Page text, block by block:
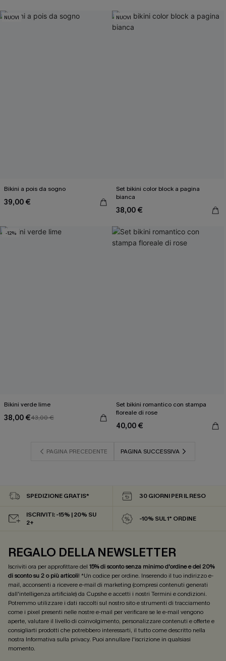
NUOVI
Bikini a pois da sogno
39,00 €
NUOVI
Set bikini color block a pagina
bianca
38,00 €
-12%
Bikini verde lime
38,00 €43,00 €
Set bikini romantico con stampa
floreale di rose
40,00 €
PAGINA PRECEDENTE PAGINA SUCCESSIVA
SPEDIZIONE GRATIS* 30 GIORNI PER IL RESO
ISCRIVITI: -15% | 20% SU
2+
-10% SUL 1° ORDINE
REGALO DELLA NEWSLETTER
Iscriviti ora per approfittare del 15% di sconto senza minimo d'ordine e del 20%
di sconto su 2 o più articoli! *Un codice per ordine. Inserendo il tuo indirizzo e-
mail, acconsenti a ricevere e-mail di marketing (compresi contenuti generati
dall'intelligenza artificiale) da Cupshe e accetti i nostri Termini e condizioni.
Potremmo utilizzare i dati raccolti sul nostro sito e strumenti di tracciamento
come i pixel presenti nelle nostre e-mail per verificare se le e-mail vengono
aperte, valutare il livello di coinvolgimento, personalizzare contenuti e offerte e
consigliarti prodotti che potrebbero interessarti, il tutto come descritto nella
nostra Informativa sulla privacy. Puoi annullare l'iscrizione in qualsiasi
momento.